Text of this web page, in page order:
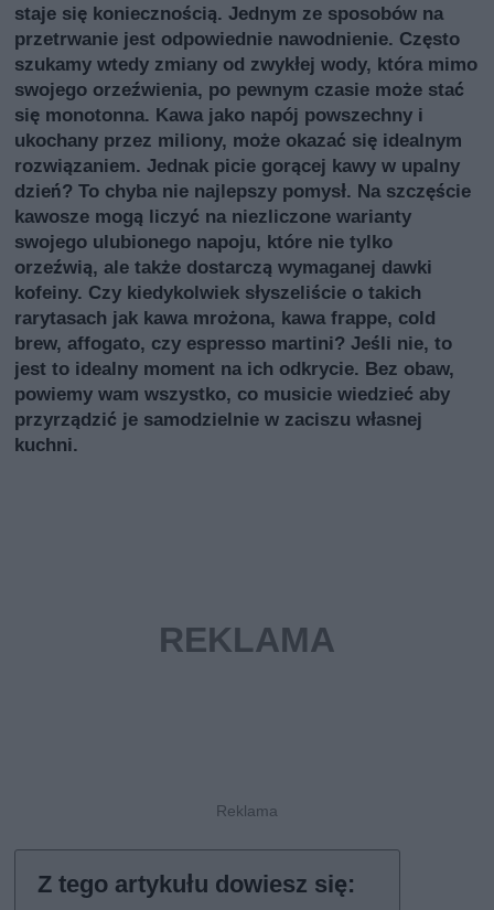
staje się koniecznością. Jednym ze sposobów na
przetrwanie jest odpowiednie nawodnienie. Często
szukamy wtedy zmiany od zwykłej wody, która mimo
swojego orzeźwienia, po pewnym czasie może stać
się monotonna. Kawa jako napój powszechny i
ukochany przez miliony, może okazać się idealnym
rozwiązaniem. Jednak picie gorącej kawy w upalny
dzień? To chyba nie najlepszy pomysł. Na szczęście
kawosze mogą liczyć na niezliczone warianty
swojego ulubionego napoju, które nie tylko
orzeźwią, ale także dostarczą wymaganej dawki
kofeiny. Czy kiedykolwiek słyszeliście o takich
rarytasach jak kawa mrożona, kawa frappe, cold
brew, affogato, czy espresso martini? Jeśli nie, to
jest to idealny moment na ich odkrycie. Bez obaw,
powiemy wam wszystko, co musicie wiedzieć aby
przyrządzić je samodzielnie w zaciszu własnej
kuchni.